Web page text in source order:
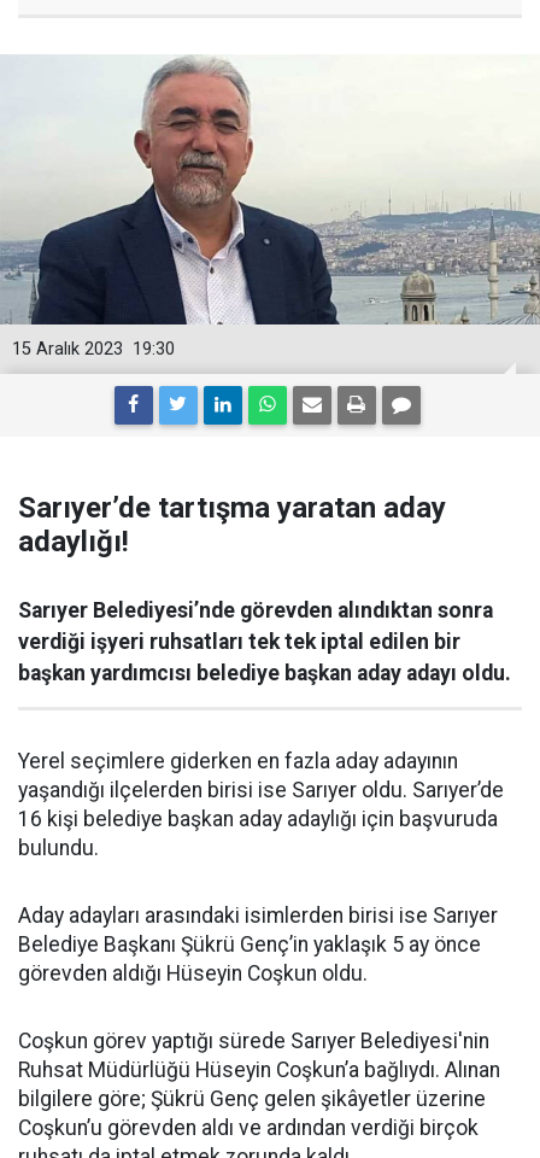
19:30
15 Aralık 2023
Sarıyer’de tartışma yaratan aday
adaylığı!
Sarıyer Belediyesi’nde görevden alındıktan sonra
verdiği işyeri ruhsatları tek tek iptal edilen bir
başkan yardımcısı belediye başkan aday adayı oldu.
Yerel seçimlere giderken en fazla aday adayının
yaşandığı ilçelerden birisi ise Sarıyer oldu. Sarıyer’de
16 kişi belediye başkan aday adaylığı için başvuruda
bulundu.
Aday adayları arasındaki isimlerden birisi ise Sarıyer
Belediye Başkanı Şükrü Genç’in yaklaşık 5 ay önce
görevden aldığı Hüseyin Coşkun oldu.
Coşkun görev yaptığı sürede Sarıyer Belediyesi'nin
Ruhsat Müdürlüğü Hüseyin Coşkun’a bağlıydı. Alınan
bilgilere göre; Şükrü Genç gelen şikâyetler üzerine
Coşkun’u görevden aldı ve ardından verdiği birçok